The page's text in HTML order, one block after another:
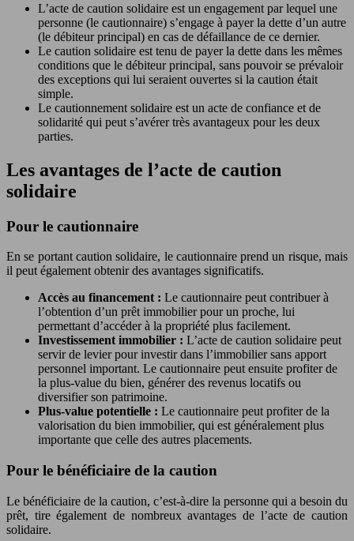
L’acte de caution solidaire est un engagement par lequel une
personne (le cautionnaire) s’engage à payer la dette d’un autre
(le débiteur principal) en cas de défaillance de ce dernier.
Le caution solidaire est tenu de payer la dette dans les mêmes
conditions que le débiteur principal, sans pouvoir se prévaloir
des exceptions qui lui seraient ouvertes si la caution était
simple.
Le cautionnement solidaire est un acte de confiance et de
solidarité qui peut s’avérer très avantageux pour les deux
parties.
Les avantages de l’acte de caution
solidaire
Pour le cautionnaire
En se portant caution solidaire, le cautionnaire prend un risque, mais
il peut également obtenir des avantages significatifs.
Accès au financement : Le cautionnaire peut contribuer à
l’obtention d’un prêt immobilier pour un proche, lui
permettant d’accéder à la propriété plus facilement.
Investissement immobilier : L’acte de caution solidaire peut
servir de levier pour investir dans l’immobilier sans apport
personnel important. Le cautionnaire peut ensuite profiter de
la plus-value du bien, générer des revenus locatifs ou
diversifier son patrimoine.
Plus-value potentielle : Le cautionnaire peut profiter de la
valorisation du bien immobilier, qui est généralement plus
importante que celle des autres placements.
Pour le bénéficiaire de la caution
Le bénéficiaire de la caution, c’est-à-dire la personne qui a besoin du
prêt, tire également de nombreux avantages de l’acte de caution
solidaire.